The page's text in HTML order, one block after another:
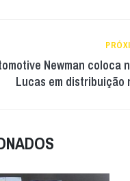
Newman coloca
Lucas em distribuição